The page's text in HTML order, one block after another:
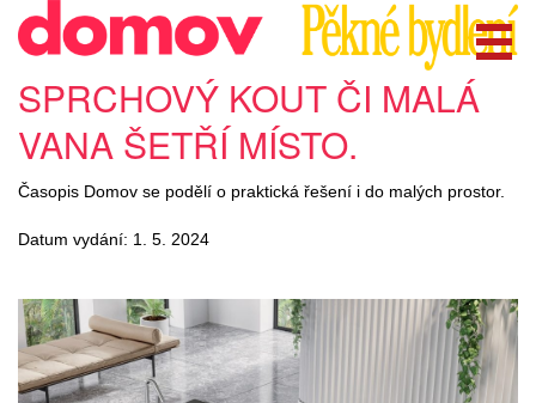
SPRCHOVÝ KOUT ČI MALÁ
VANA ŠETŘÍ MÍSTO.
Časopis Domov se podělí o praktická řešení i do malých prostor.
Datum vydání: 1. 5. 2024